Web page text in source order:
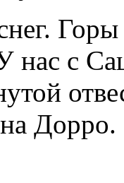
нас с
Дорро.